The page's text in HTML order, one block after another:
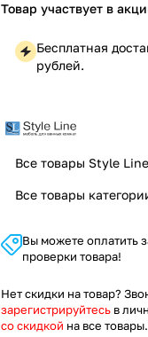
Товар участвует в
Бесплатная
рублей.
Все товары Style Line
Все товары
Вы можете оплатить
проверки товара!
Нет скидки на товар?
зарегистрируйтесь в
со скидкой на все товары.